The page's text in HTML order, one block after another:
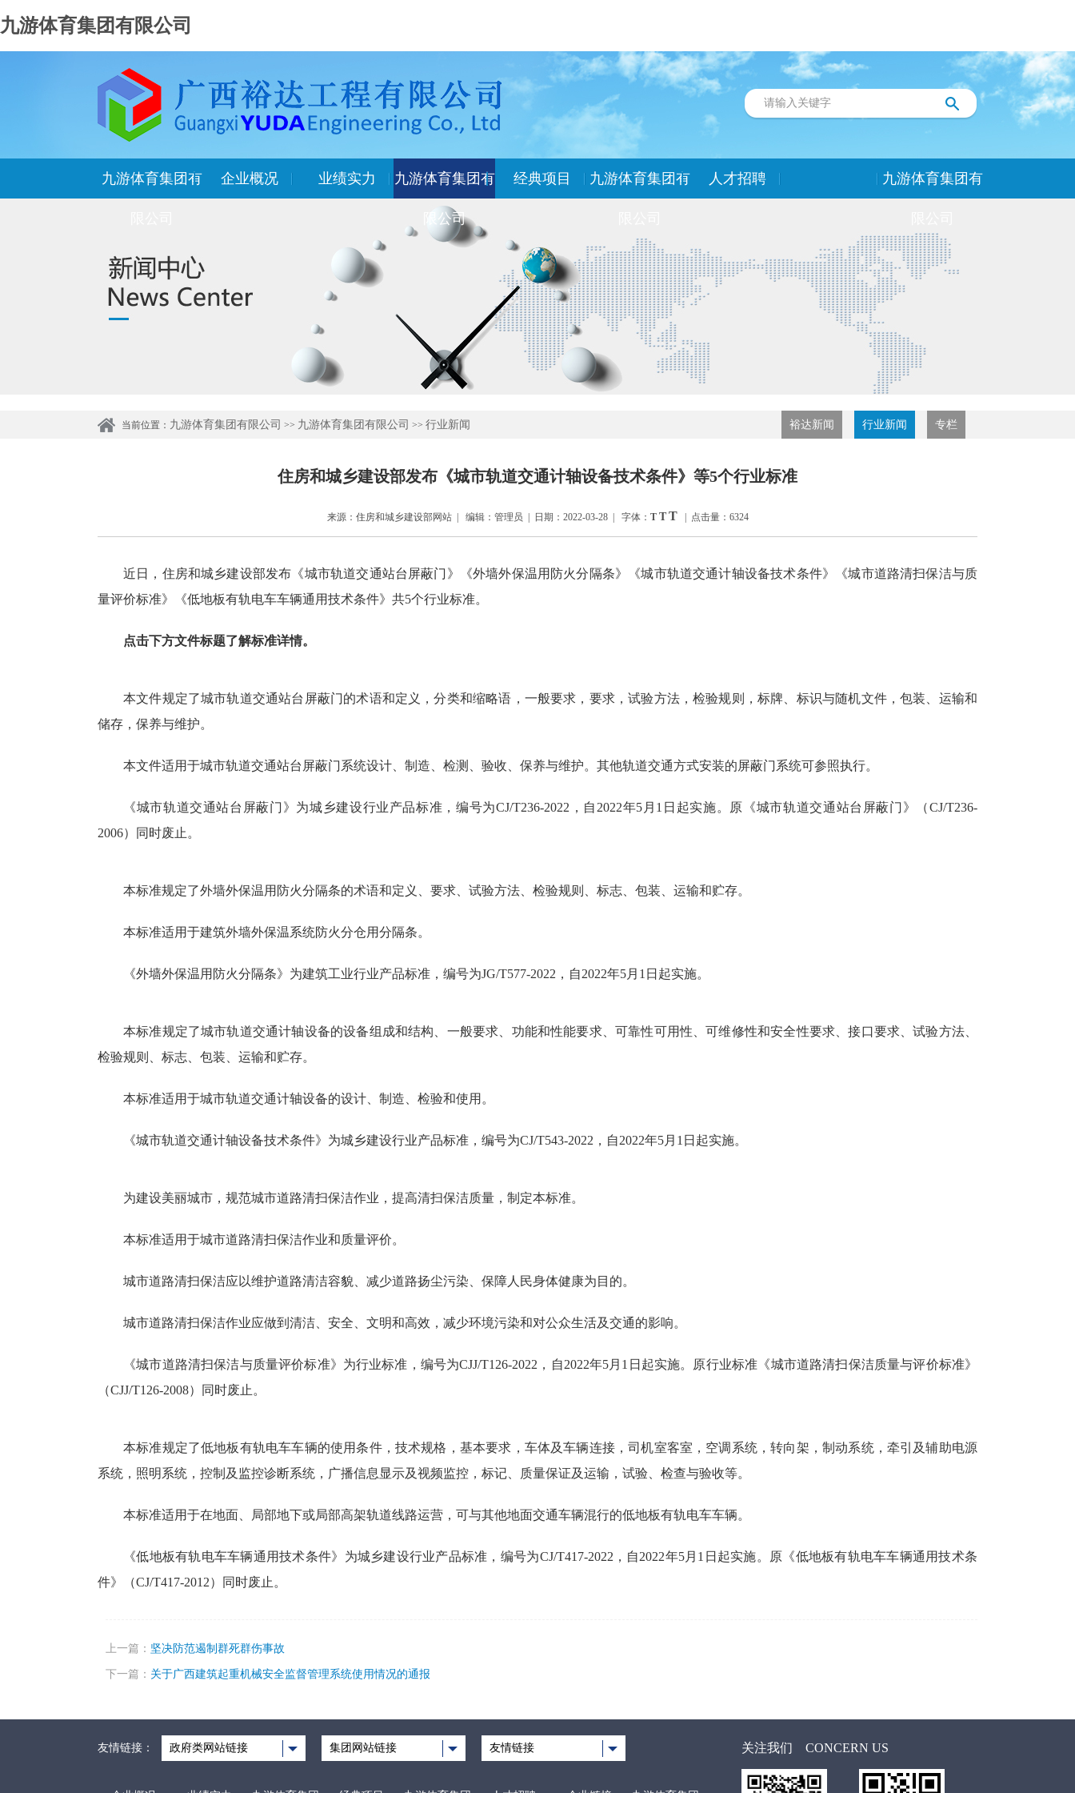
九游体育集团有限公司
九游体育集团有 企业概况 业绩实力 九游体育集团有
限公司
经典项目 九游体育集团有 人才招聘 九游体育集团有
当前位置： 九游体育集团有限公司 >> 九游体育集团有限公司 >> 行业新闻 裕达新闻 行业新闻 专栏
住房和城乡建设部发布《城市轨道交通计轴设备技术条件》等5个行业标准
来源：住房和城乡建设部网站 | 编辑：管理员 | 日期：2022-03-28 | 字体： T T T| 点击量：6324
近日，住房和城乡建设部发布《城市轨道交通站台屏蔽门》《外墙外保温用防火分隔条》《城市轨道交通计轴设备技术条件》《城市道路清扫保洁与质
量评价标准》《低地板有轨电车车辆通用技术条件》共5个行业标准。
点击下方文件标题了解标准详情。
本文件规定了城市轨道交通站台屏蔽门的术语和定义，分类和缩略语，一般要求，要求，试验方法，检验规则，标牌、标识与随机文件，包装、运输和
储存，保养与维护。
本文件适用于城市轨道交通站台屏蔽门系统设计、制造、检测、验收、保养与维护。其他轨道交通方式安装的屏蔽门系统可参照执行。
《城市轨道交通站台屏蔽门》为城乡建设行业产品标准，编号为CJ/T236-2022，自2022年5月1日起实施。原《城市轨道交通站台屏蔽门》（CJ/T236-
2006）同时废止。
本标准规定了外墙外保温用防火分隔条的术语和定义、要求、试验方法、检验规则、标志、包装、运输和贮存。
本标准适用于建筑外墙外保温系统防火分仓用分隔条。
《外墙外保温用防火分隔条》为建筑工业行业产品标准，编号为JG/T577-2022，自2022年5月1日起实施。
本标准规定了城市轨道交通计轴设备的设备组成和结构、一般要求、功能和性能要求、可靠性可用性、可维修性和安全性要求、接口要求、试验方法、
检验规则、标志、包装、运输和贮存。
本标准适用于城市轨道交通计轴设备的设计、制造、检验和使用。
《城市轨道交通计轴设备技术条件》为城乡建设行业产品标准，编号为CJ/T543-2022，自2022年5月1日起实施。
为建设美丽城市，规范城市道路清扫保洁作业，提高清扫保洁质量，制定本标准。
本标准适用于城市道路清扫保洁作业和质量评价。
城市道路清扫保洁应以维护道路清洁容貌、减少道路扬尘污染、保障人民身体健康为目的。
城市道路清扫保洁作业应做到清洁、安全、文明和高效，减少环境污染和对公众生活及交通的影响。
《城市道路清扫保洁与质量评价标准》为行业标准，编号为CJJ/T126-2022，自2022年5月1日起实施。原行业标准《城市道路清扫保洁质量与评价标准》
（CJJ/T126-2008）同时废止。
本标准规定了低地板有轨电车车辆的使用条件，技术规格，基本要求，车体及车辆连接，司机室客室，空调系统，转向架，制动系统，牵引及辅助电源
系统，照明系统，控制及监控诊断系统，广播信息显示及视频监控，标记、质量保证及运输，试验、检查与验收等。
本标准适用于在地面、局部地下或局部高架轨道线路运营，可与其他地面交通车辆混行的低地板有轨电车车辆。
《低地板有轨电车车辆通用技术条件》为城乡建设行业产品标准，编号为CJ/T417-2022，自2022年5月1日起实施。原《低地板有轨电车车辆通用技术条
件》（CJ/T417-2012）同时废止。
上一篇： 坚决防范遏制群死群伤事故
下一篇： 关于广西建筑起重机械安全监督管理系统使用情况的通报
友情链接： 政府类网站链接 集团网站链接 友情链接 关注我们 CONCERN US